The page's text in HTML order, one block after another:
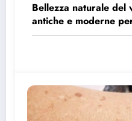
Bellezza naturale del
antiche e moderne